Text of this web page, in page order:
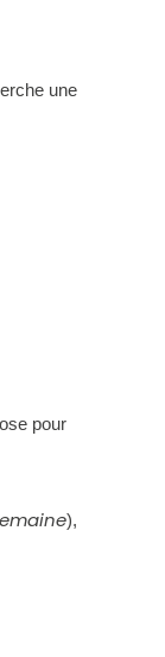
une
pour
),